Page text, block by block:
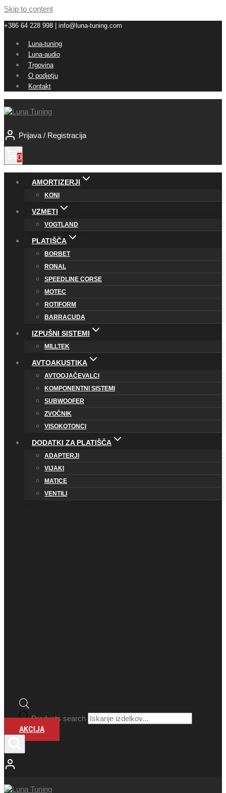
Skip to content
+386 64 228 998 | info@luna-tuning.com
Luna-tuning
Luna-audio
Trgovina
O podjetju
Kontakt
Prijava / Registracija
0
AMORTIZERJI
KONI
VZMETI
VOGTLAND
PLATIŠČA
BORBET
RONAL
SPEEDLINE CORSE
MOTEC
ROTIFORM
BARRACUDA
IZPUŠNI SISTEMI
MILLTEK
AVTOAKUSTIKA
AVTOOJAČEVALCI
KOMPONENTNI SISTEMI
SUBWOOFER
ZVOČNIK
VISOKOTONCI
DODATKI ZA PLATIŠČA
ADAPTERJI
VIJAKI
MATICE
VENTILI
Products search
AKCIJA